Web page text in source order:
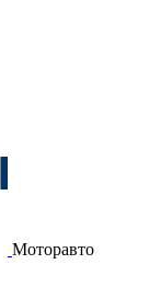
Моторавто